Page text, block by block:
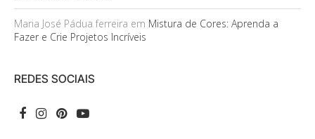
Maria José Pádua ferreira em Mistura de Cores: Aprenda a
Fazer e Crie Projetos Incríveis
REDES SOCIAIS